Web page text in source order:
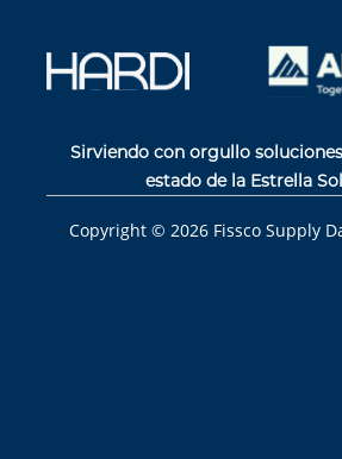
Sirviendo con orgullo
estado de la Estrella
Copyright © 2026 Fissco Supply